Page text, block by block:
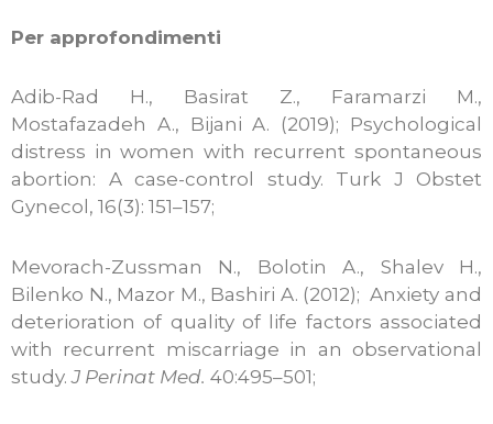
Per approfondimenti
Adib-Rad H., Basirat Z., Faramarzi M.,
Mostafazadeh A., Bijani A. (2019); Psychological
distress in women with recurrent spontaneous
abortion: A case-control study. Turk J Obstet
Gynecol, 16(3): 151–157;
Mevorach-Zussman N., Bolotin A., Shalev H.,
Bilenko N., Mazor M., Bashiri A. (2012); Anxiety and
deterioration of quality of life factors associated
with recurrent miscarriage in an observational
study.J Perinat Med. 40:495–501;